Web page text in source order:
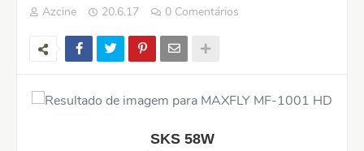
Azcine 20.6.17 0 Comentários
SKS 58W